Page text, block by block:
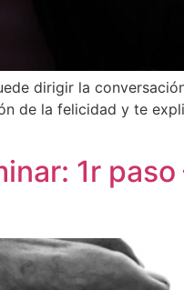
dirigir la
de la felicidad y te
1r paso